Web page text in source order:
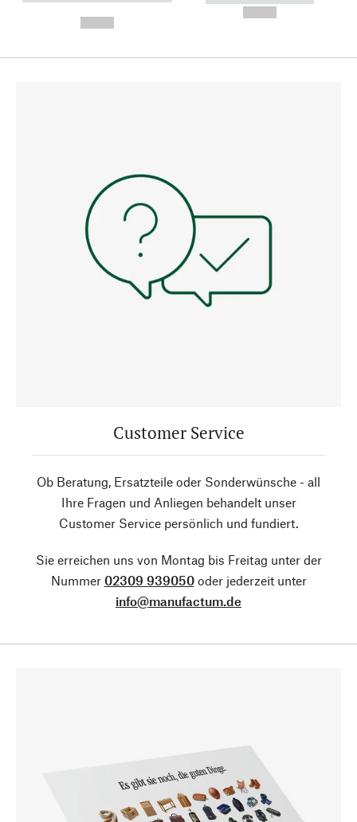
Customer Service
Ob Beratung, Ersatzteile oder Sonderwünsche - all
Ihre Fragen und Anliegen behandelt unser
Customer Service persönlich und fundiert.
Sie erreichen uns von Montag bis Freitag unter der
Nummer 02309 939050oder jederzeit unter
info@manufactum.de